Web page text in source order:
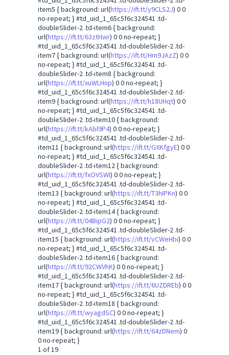
item5 { background: url(https://ift.tt/y9CLS2J) 0 0
no-repeat; } #td_uid_1_65c5f6c324541 .td-
doubleSlider-2 .td-item6 { background:
url(https://ift.tt/63ztHwr) 0 0 no-repeat; }
#td_uid_1_65c5f6c324541 .td-doubleSlider-2 .td-
item7 { background: url(https://ift.tt/Hm9JAzZ) 0 0
no-repeat; } #td_uid_1_65c5f6c324541 .td-
doubleSlider-2 .td-item8 { background:
url(https://ift.tt/xuWLHnp) 0 0 no-repeat; }
#td_uid_1_65c5f6c324541 .td-doubleSlider-2 .td-
item9 { background: url(https://ift.tt/h18UHqt) 0 0
no-repeat; } #td_uid_1_65c5f6c324541 .td-
doubleSlider-2 .td-item10 { background:
url(https://ift.tt/kAbl9P4) 0 0 no-repeat; }
#td_uid_1_65c5f6c324541 .td-doubleSlider-2 .td-
item11 { background: url(https://ift.tt/GXKfgyE) 0 0
no-repeat; } #td_uid_1_65c5f6c324541 .td-
doubleSlider-2 .td-item12 { background:
url(https://ift.tt/fxOVSWI) 0 0 no-repeat; }
#td_uid_1_65c5f6c324541 .td-doubleSlider-2 .td-
item13 { background: url(https://ift.tt/T3hIPKn) 0 0
no-repeat; } #td_uid_1_65c5f6c324541 .td-
doubleSlider-2 .td-item14 { background:
url(https://ift.tt/04BipG2) 0 0 no-repeat; }
#td_uid_1_65c5f6c324541 .td-doubleSlider-2 .td-
item15 { background: url(https://ift.tt/vCWeHbi) 0 0
no-repeat; } #td_uid_1_65c5f6c324541 .td-
doubleSlider-2 .td-item16 { background:
url(https://ift.tt/92CWVhK) 0 0 no-repeat; }
#td_uid_1_65c5f6c324541 .td-doubleSlider-2 .td-
item17 { background: url(https://ift.tt/6UZDREb) 0 0
no-repeat; } #td_uid_1_65c5f6c324541 .td-
doubleSlider-2 .td-item18 { background:
url(https://ift.tt/wyagdSC) 0 0 no-repeat; }
#td_uid_1_65c5f6c324541 .td-doubleSlider-2 .td-
item19 { background: url(https://ift.tt/64zDNem) 0
0 no-repeat; }
1 of 19